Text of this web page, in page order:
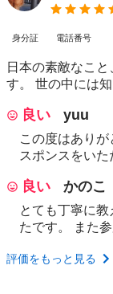
身分証 電話番号
日本の素敵なこ
す。 世の中には
良い yuu
この度はあり
スポンスをい
良い かのこ
とても丁寧に
たです。 また
評価をもっと見る